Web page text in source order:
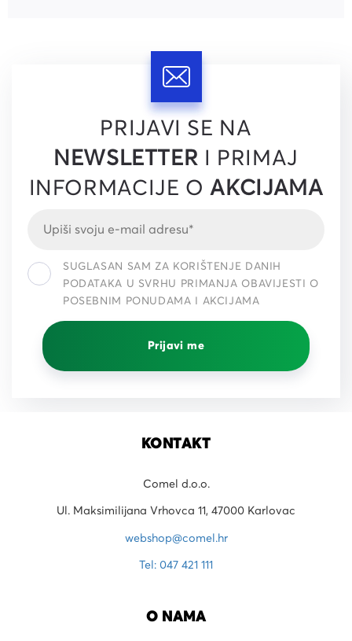
PRIJAVI SE NA
NEWSLETTER I PRIMAJ
INFORMACIJE OAKCIJAMA
SUGLASAN SAM ZA KORIŠTENJE DANIH
PODATAKA U SVRHU PRIMANJA OBAVIJESTI O
POSEBNIM PONUDAMA I AKCIJAMA
Prijavi me
KONTAKT
Comel d.o.o.
Ul. Maksimilijana Vrhovca 11, 47000 Karlovac
webshop@comel.hr
Tel: 047 421 111
O NAMA